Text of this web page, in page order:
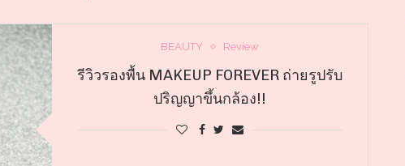
BEAUTY Review
รีวิวรองพื้น MAKEUP FOREVER ถ่ายรูปรับ
ปริญญาขึ้นกล้อง!!